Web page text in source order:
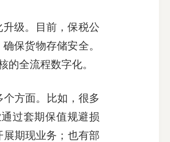
级。目前，保税公
保货物存储安全。
全流程数字化。
方面。比如，很多
过套期保值规避损
期现业务；也有部